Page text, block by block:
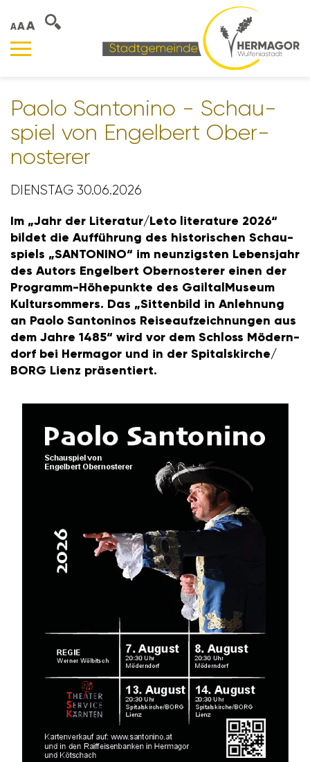
AAA
Paolo Santo­nino - Schau­
spiel von Engel­bert Ober­
nos­terer
DIENSTAG 30.06.2026
Im „Jahr der Lite­ratur/​Leto lite­ra­ture 2026“
bildet die Auffüh­rung des histo­ri­schen Schau­
spiels „SANTO­NINO“ im neun­zigsten Lebens­jahr
des Autors Engel­bert Ober­nos­terer einen der
Programm-Höhe­punkte des Gail­tal­Mu­seum
Kultur­som­mers. Das „Sitten­bild in Anleh­nung
an Paolo Santo­ninos Reise­auf­zeich­nungen aus
dem Jahre 1485“ wird vor dem Schloss Mödern­
dorf bei Hermagor und in der Spitals­kirche/​
BORG Lienz präsen­tiert.